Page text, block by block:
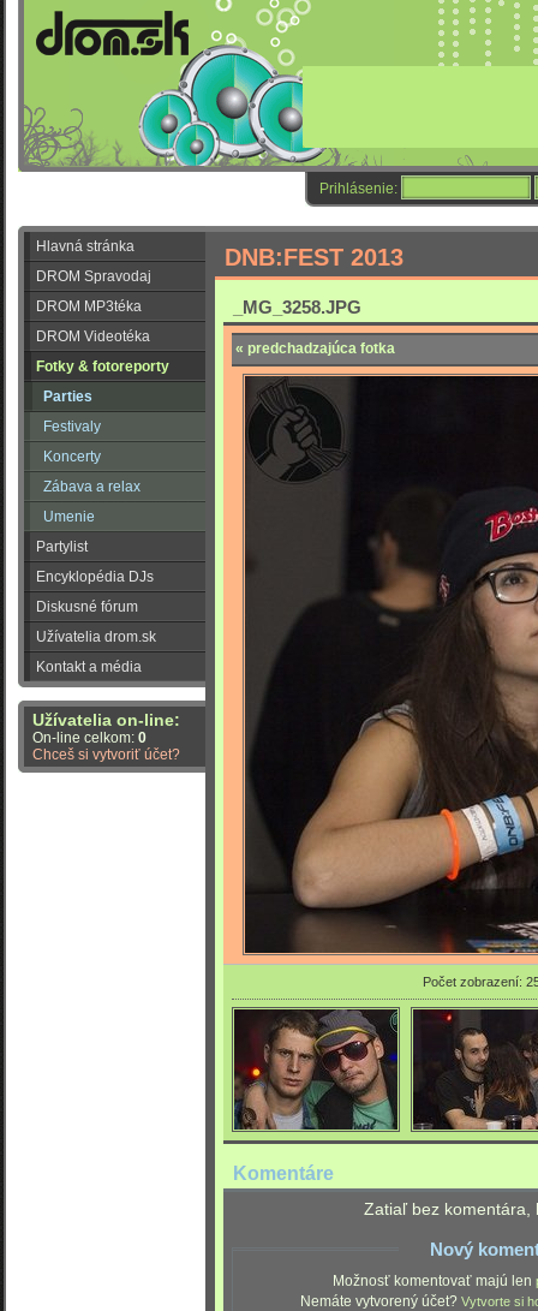
Prihlásenie:
Hlavná stránka
DROM Spravodaj
DROM MP3téka
DROM Videotéka
Fotky & fotoreporty
Parties
Festivaly
Koncerty
Zábava a relax
Umenie
Partylist
Encyklopédia DJs
Diskusné fórum
Užívatelia drom.sk
Kontakt a média
Užívatelia on-line:
On-line celkom: 0
Chceš si vytvoriť účet?
DNB:FEST 2013
_MG_3258.JPG
« predchadzajúca fotka
Počet zobrazení:
Komentáre
Zatiaľ bez komentára,
Nový
Možnosť komentovať majú len
Nemáte vytvorený účet? Vytvorte si